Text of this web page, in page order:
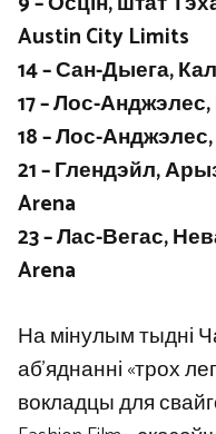
Austin City Limits
14 – Сан-Дыега,
17 – Лос-
18 – Лос-
21 – Глендэйл,
Arena
23 – Лас-Вегас,
Arena
На мінулым тыдні
аб’яднанні «трох
вокладцы для